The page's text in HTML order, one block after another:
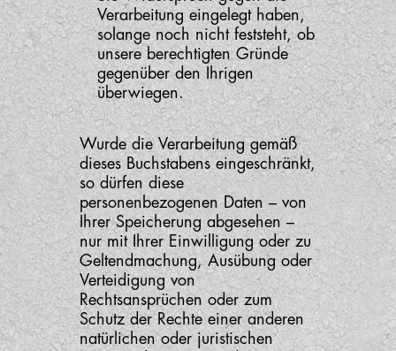
Verarbeitung eingelegt haben,
solange noch nicht feststeht, ob
unsere berechtigten Gründe
gegenüber den Ihrigen
überwiegen.
Wurde die Verarbeitung gemäß
dieses Buchstabens eingeschränkt,
so dürfen diese
personenbezogenen Daten – von
Ihrer Speicherung abgesehen –
nur mit Ihrer Einwilligung oder zu
Geltendmachung, Ausübung oder
Verteidigung von
Rechtsansprüchen oder zum
Schutz der Rechte einer anderen
natürlichen oder juristischen